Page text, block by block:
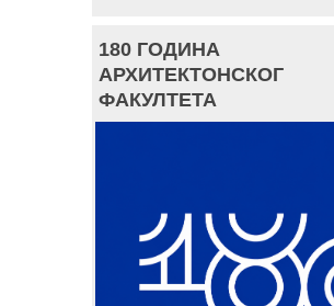
180 ГОДИНА
АРХИТЕКТОНСКОГ
ФАКУЛТЕТА